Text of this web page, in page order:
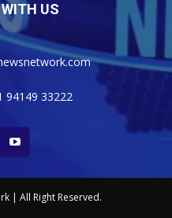
US
94149 33222
| All Right Reserved.